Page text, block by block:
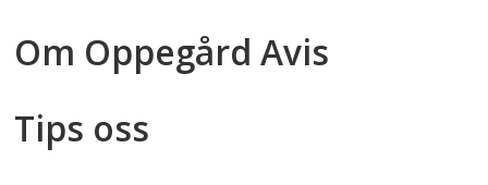
Om Oppegård Avis
Tips oss